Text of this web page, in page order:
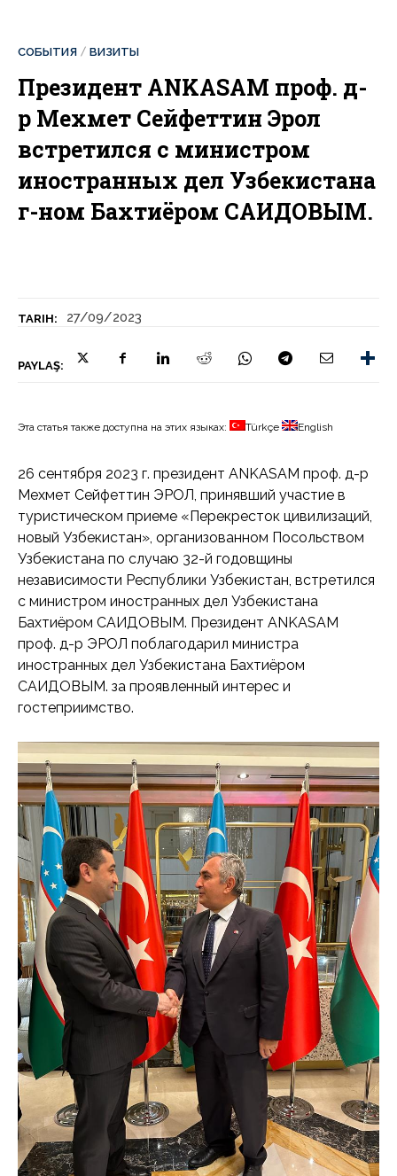
TARIH: 27/09/2023
PAYLAŞ:
СОБЫТИЯ ВИЗИТЫ
Президент ANKASAM проф. д-
р Мехмет Сейфеттин Эрол
встретился с министром
иностранных дел Узбекистана
г-ном Бахтиёром САИДОВЫМ.
Эта статья также доступна на этих языках: Türkçe English
26 сентября 2023 г. президент ANKASAM проф. д-р
Мехмет Сейфеттин ЭРОЛ, принявший участие в
туристическом приеме «Перекресток цивилизаций,
новый Узбекистан», организованном Посольством
Узбекистана по случаю 32-й годовщины
независимости Республики Узбекистан, встретился
с министром иностранных дел Узбекистана
Бахтиёром САИДОВЫМ. Президент ANKASAM
проф. д-р ЭРОЛ поблагодарил министра
иностранных дел Узбекистана Бахтиёром
САИДОВЫМ. за проявленный интерес и
гостеприимство.